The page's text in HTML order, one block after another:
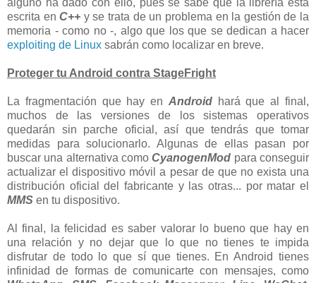
escrita enC++ y se trata de un problema en la gestión de la
memoria - como no -, algo que los que se dedican a hacer
exploiting de Linux sabrán como localizar en breve.
Proteger tu Android contra StageFright
La fragmentación que hay en Androidhará que al final,
muchos de las versiones de los sistemas operativos
quedarán sin parche oficial, así que tendrás que tomar
medidas para solucionarlo. Algunas de ellas pasan por
buscar una alternativa comoCyanogenMod para conseguir
actualizar el dispositivo móvil a pesar de que no exista una
distribución oficial del fabricante y las otras... por matar el
MMS en tu dispositivo.
Al final, la felicidad es saber valorar lo bueno que hay en
una relación y no dejar que lo que no tienes te impida
disfrutar de todo lo que sí que tienes. En Android tienes
infinidad de formas de comunicarte con mensajes, como